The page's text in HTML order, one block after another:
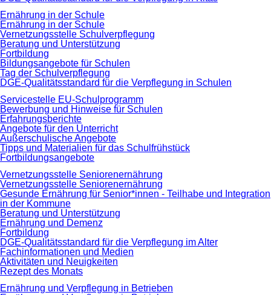
Ernährung in der Schule
Ernährung in der Schule
Vernetzungsstelle Schulverpflegung
Beratung und Unterstützung
Fortbildung
Bildungsangebote für Schulen
Tag der Schulverpflegung
DGE-Qualitätsstandard für die Verpflegung in Schulen
Servicestelle EU-Schulprogramm
Bewerbung und Hinweise für Schulen
Erfahrungsberichte
Angebote für den Unterricht
Außerschulische Angebote
Tipps und Materialien für das Schulfrühstück
Fortbildungsangebote
Vernetzungsstelle Seniorenernährung
Vernetzungsstelle Seniorenernährung
Gesunde Ernährung für Senior*innen - Teilhabe und Integration
in der Kommune
Beratung und Unterstützung
Ernährung und Demenz
Fortbildung
DGE-Qualitätsstandard für die Verpflegung im Alter
Fachinformationen und Medien
Aktivitäten und Neuigkeiten
Rezept des Monats
Ernährung und Verpflegung in Betrieben